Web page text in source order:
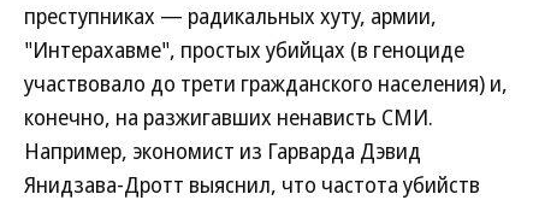
преступниках — радикальных хуту, армии,
"Интерахавме", простых убийцах (в геноциде
участвовало до трети гражданского населения) и,
конечно, на разжигавших ненависть СМИ.
Например, экономист из Гарварда Дэвид
Янидзава-Дротт выяснил, что частота убийств